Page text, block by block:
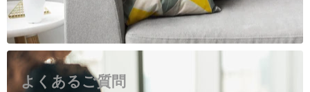
よくあるご質問